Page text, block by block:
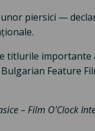
piersici —
titlurile importante
Feature
– Film O’Clock